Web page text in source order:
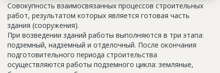
Совокупность взаимосвязанных процессов строительных
работ, результатом которых является готовая часть
здания (сооружения).
При возведении зданий работы выполняются в три этапа:
подземный, надземный и отделочный. После окончания
подготовительного периода строительства
осуществляются работы подземного цикла: земляные,